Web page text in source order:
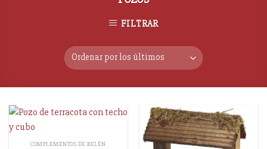
FILTRAR
COMPLEMENTOS DE BELÉN